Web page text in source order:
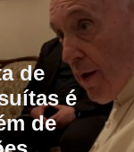
de
é
de